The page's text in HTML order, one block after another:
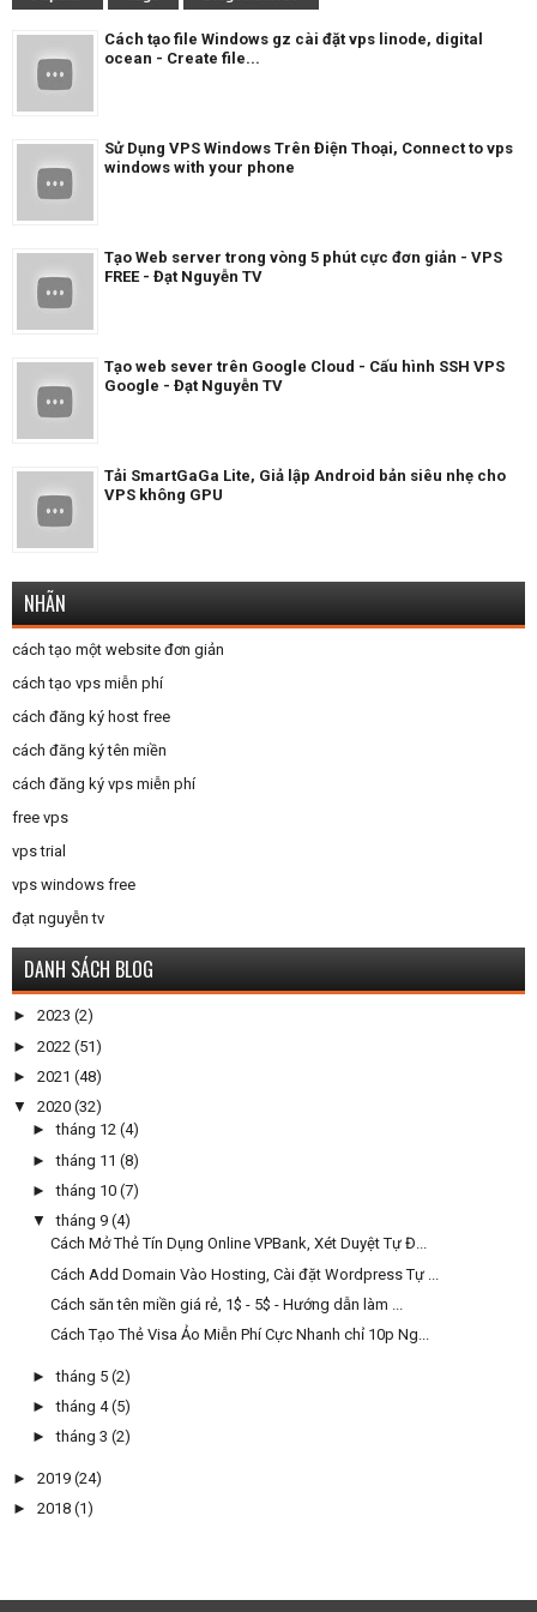
Cách tạo file Windows gz cài đặt vps linode, digital
ocean - Create file...
Sử Dụng VPS Windows Trên Điện Thoại, Connect to vps
windows with your phone
Tạo Web server trong vòng 5 phút cực đơn giản - VPS
FREE - Đạt Nguyễn TV
Tạo web sever trên Google Cloud - Cấu hình SSH VPS
Google - Đạt Nguyễn TV
Tải SmartGaGa Lite, Giả lập Android bản siêu nhẹ cho
VPS không GPU
NHÃN
cách tạo một website đơn giản
cách tạo vps miễn phí
cách đăng ký host free
cách đăng ký tên miền
cách đăng ký vps miễn phí
free vps
vps trial
vps windows free
đạt nguyễn tv
DANH SÁCH BLOG
► 2023 (2)
► 2022 (51)
► 2021 (48)
▼
2020 (32)
►tháng 12 (4)
►tháng 11 (8)
►tháng 10 (7)
▼
tháng 9 (4)
Cách Mở Thẻ Tín Dụng Online VPBank, Xét Duyệt Tự Đ...
Cách Add Domain Vào Hosting, Cài đặt Wordpress Tự ...
Cách săn tên miền giá rẻ, 1$ - 5$ - Hướng dẫn làm ...
Cách Tạo Thẻ Visa Ảo Miễn Phí Cực Nhanh chỉ 10p Ng...
►tháng 5 (2)
►tháng 4 (5)
►tháng 3 (2)
► 2019 (24)
► 2018 (1)